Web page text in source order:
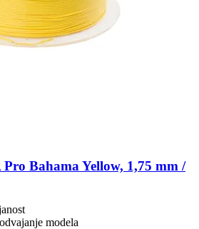
Bahama Yellow, 1,75 mm /
modela